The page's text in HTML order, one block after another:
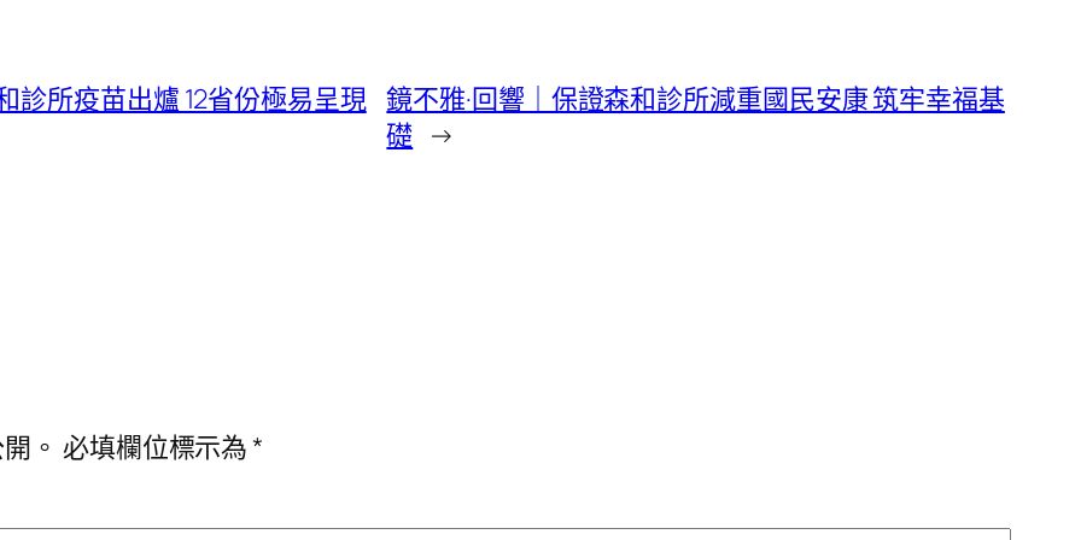
診所疫苗出爐 12省份極易呈現 鏡不雅·回響｜保證森和診所減重國民安康 筑牢幸福基
礎 →
。 必填欄位標示為*